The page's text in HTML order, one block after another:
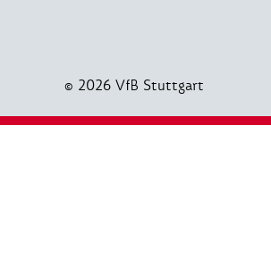
© 2026 VfB Stuttgart